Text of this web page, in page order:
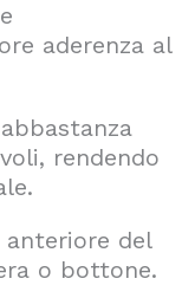
aderenza al
rendendo
del
o bottone.